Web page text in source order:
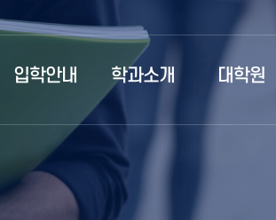
입학안내 학과소개 대학원